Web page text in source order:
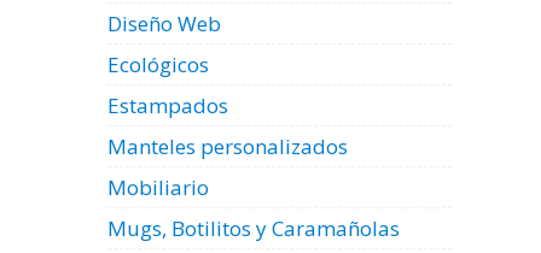
Diseño Web
Ecológicos
Estampados
Manteles personalizados
Mobiliario
Mugs, Botilitos y Caramañolas